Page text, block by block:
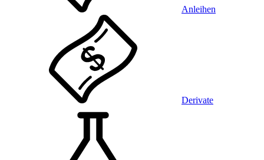
Anleihen
Derivate